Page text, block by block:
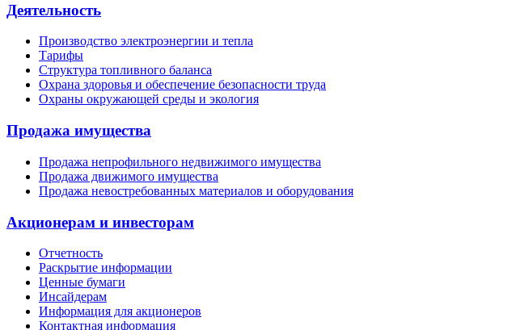
Деятельность
Производство электроэнергии и тепла
Тарифы
Структура топливного баланса
Охрана здоровья и обеспечение безопасности труда
Охраны окружающей среды и экология
Продажа имущества
Продажа непрофильного недвижимого имущества
Продажа движимого имущества
Продажа невостребованных материалов и оборудования
Акционерам и инвесторам
Отчетность
Раскрытие информации
Ценные бумаги
Инсайдерам
Информация для акционеров
Контактная информация